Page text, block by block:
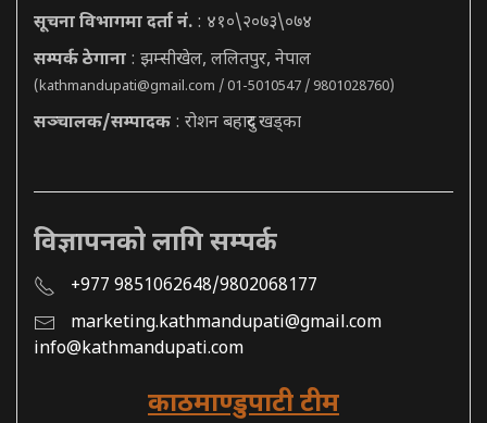
सूचना विभागमा दर्ता नं. : ४१०\२०७३\०७४
सम्पर्क ठेगाना : झम्सीखेल, ललितपुर, नेपाल
(kathmandupati@gmail.com / 01-5010547 / 9801028760)
सञ्चालक/सम्पादक : रोशन बहादुर खड्का
विज्ञापनको लागि सम्पर्क
+977 9851062648/9802068177
marketing.kathmandupati@gmail.com
info@kathmandupati.com
काठमाण्डुपाटी टीम